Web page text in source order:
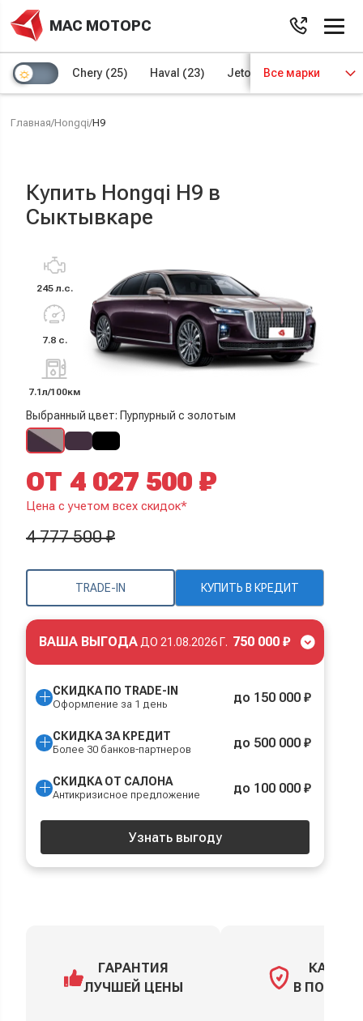
МАС МОТОРС
Chery (25) Haval (23) Jetour (8) Kaiyi (4)
Все марки
Главная/Hongqi/H9
Купить Hongqi H9 в
Сыктывкаре
245 л.с.
7.8 с.
7.1л/100км
Выбранный цвет: Пурпурный с золотым
TRADE-IN КУПИТЬ В КРЕДИТ
ОТ 4 027 500 ₽
Цена с учетом всех скидок*
4 777 500 ₽
ВАША ВЫГОДА ДО 21.08.2026 Г. 750 000 ₽
СКИДКА ПО TRADE-IN
Оформление за 1 день до 150 000 ₽
СКИДКА ЗА КРЕДИТ
Более 30 банков-партнеров до 500 000 ₽
СКИДКА ОТ САЛОНА
Антикризисное предложение до 100 000 ₽
Узнать выгоду
ГАРАНТИЯ
ЛУЧШЕЙ ЦЕНЫ
КАСКО
В